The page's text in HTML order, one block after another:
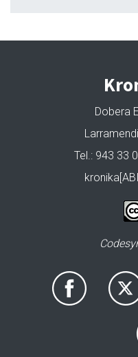
Dobera
Tel.: 943 33